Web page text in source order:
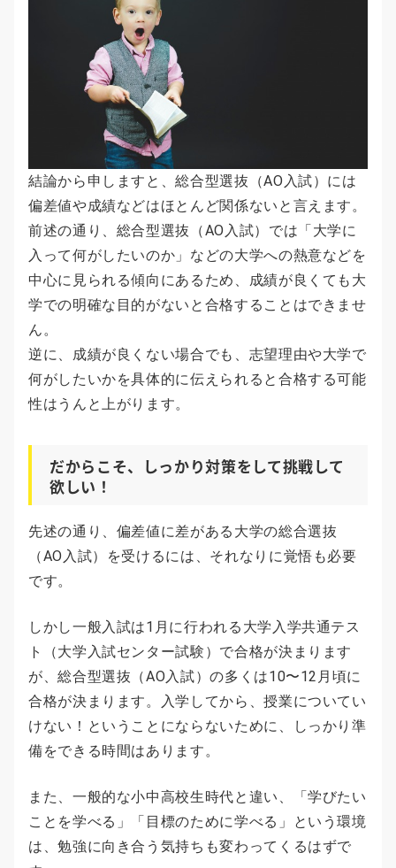
結論から申しますと、総合型選抜（AO入試）には
偏差値や成績などはほとんど関係ないと言えます。
前述の通り、総合型選抜（AO入試）では「大学に
入って何がしたいのか」などの大学への熱意などを
中心に見られる傾向にあるため、成績が良くても大
学での明確な目的がないと合格することはできませ
ん。
逆に、成績が良くない場合でも、志望理由や大学で
何がしたいかを具体的に伝えられると合格する可能
性はうんと上がります。
だからこそ、しっかり対策をして挑戦して
欲しい！
先述の通り、偏差値に差がある大学の総合選抜
（AO入試）を受けるには、それなりに覚悟も必要
です。
しかし一般入試は1月に行われる大学入学共通テス
ト（大学入試センター試験）で合格が決まります
が、総合型選抜（AO入試）の多くは10〜12月頃に
合格が決まります。入学してから、授業についてい
けない！ということにならないために、しっかり準
備をできる時間はあります。
また、一般的な小中高校生時代と違い、「学びたい
ことを学べる」「目標のために学べる」という環境
は、勉強に向き合う気持ちも変わってくるはずで